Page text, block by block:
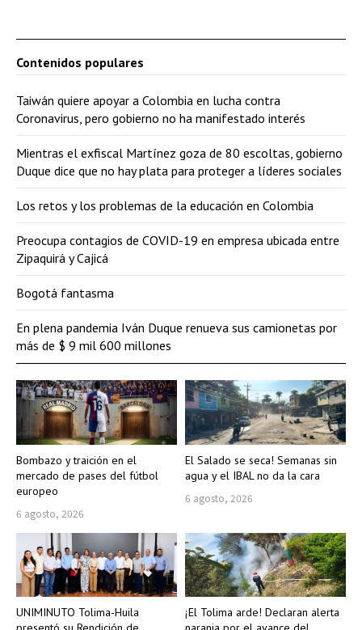
Bombazo y traición en el
mercado de pases del fútbol
europeo
6 agosto, 2026
El Salado se seca! Semanas sin
agua y el IBAL no da la cara
6 agosto, 2026
UNIMINUTO Tolima-Huila
¡El Tolima arde! Declaran alerta
Contenidos populares
Taiwán quiere apoyar a Colombia en lucha contra
Coronavirus, pero gobierno no ha manifestado interés
Mientras el exfiscal Martínez goza de 80 escoltas, gobierno
Duque dice que no hay plata para proteger a líderes sociales
Los retos y los problemas de la educación en Colombia
Preocupa contagios de COVID-19 en empresa ubicada entre
Zipaquirá y Cajicá
Bogotá fantasma
En plena pandemia Iván Duque renueva sus camionetas por
más de $ 9 mil 600 millones